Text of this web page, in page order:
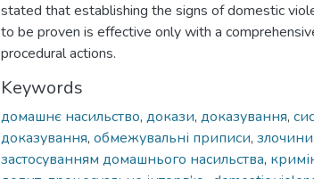
stated that establishing the signs of domestic
to be proven is effective only with a
procedural actions.
Keywords
домашнє насильство, докази, доказування,
доказування, обмежувальні приписи, злочини,
застосуванням домашнього насильства,